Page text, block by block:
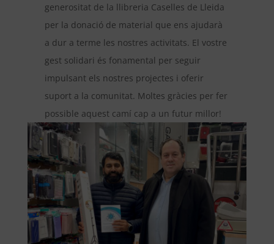
generositat de la llibreria Caselles de Lleida
per la donació de material que ens ajudarà
a dur a terme les nostres activitats. El vostre
gest solidari és fonamental per seguir
impulsant els nostres projectes i oferir
suport a la comunitat. Moltes gràcies per fer
possible aquest camí cap a un futur millor!